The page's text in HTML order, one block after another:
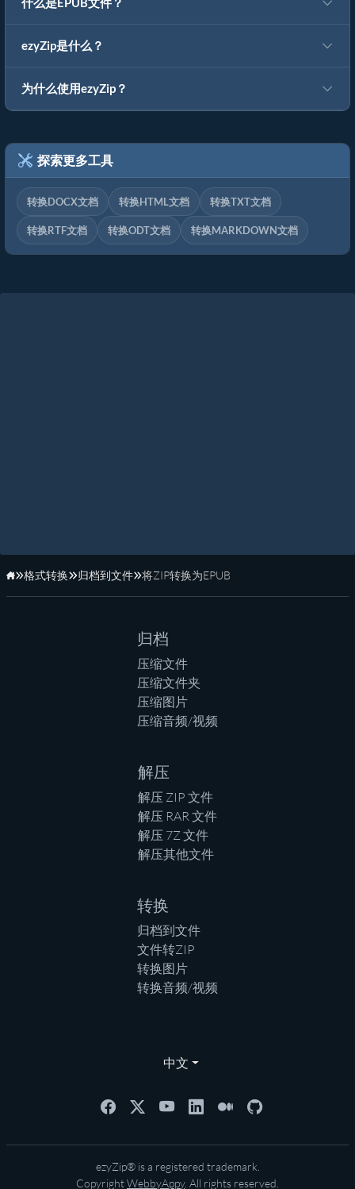
什么是EPUB文件？
ezyZip是什么？
为什么使用ezyZip？
探索更多工具
转换DOCX文档 转换HTML文档 转换TXT文档
转换RTF文档 转换ODT文档 转换MARKDOWN文档
主页
格式转换 归档到文件 将ZIP转换为EPUB
归档
压缩文件
压缩文件夹
压缩图片
压缩音频/视频
解压
解压 ZIP 文件
解压 RAR 文件
解压 7Z 文件
解压其他文件
转换
归档到文件
文件转ZIP
转换图片
转换音频/视频
中文
ezyZip® is a registered trademark.
CopyrightWebbyAppy. All rights reserved.